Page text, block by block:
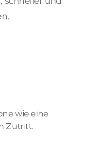
wie eine
Zutritt.